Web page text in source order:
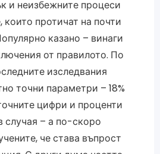
и неизбежните процеси
които протичат на почти
казано – винаги
от правилото. По
изследвания
точни параметри – 18%
цифри и проценти
случая – а по-скоро
че става въпрост